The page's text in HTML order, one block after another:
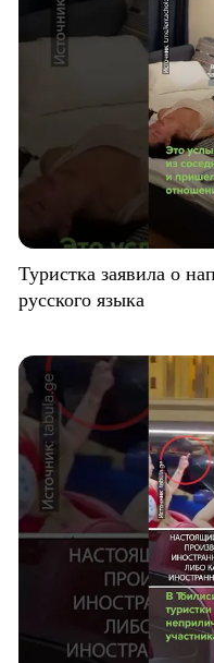
Туристка заявила о
русского языка